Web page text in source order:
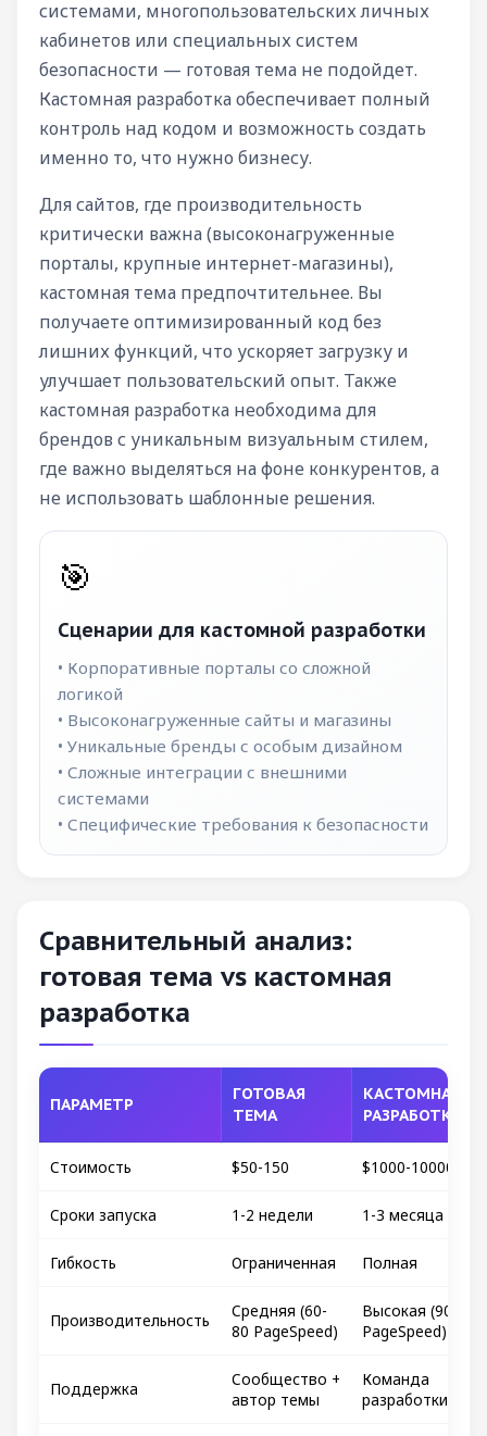
системами, многопользовательских личных
кабинетов или специальных систем
безопасности — готовая тема не подойдет.
Кастомная разработка обеспечивает полный
контроль над кодом и возможность создать
именно то, что нужно бизнесу.
Для сайтов, где производительность
критически важна (высоконагруженные
порталы, крупные интернет-магазины),
кастомная тема предпочтительнее. Вы
получаете оптимизированный код без
лишних функций, что ускоряет загрузку и
улучшает пользовательский опыт. Также
кастомная разработка необходима для
брендов с уникальным визуальным стилем,
где важно выделяться на фоне конкурентов, а
не использовать шаблонные решения.
🎯
Сценарии для кастомной разработки
• Корпоративные порталы со сложной
логикой
• Высоконагруженные сайты и магазины
• Уникальные бренды с особым дизайном
• Сложные интеграции с внешними
системами
• Специфические требования к безопасности
Сравнительный анализ:
готовая тема vs кастомная
разработка
ПАРАМЕТР
ГОТОВАЯ
ТЕМА
КАСТОМНАЯ
РАЗРАБОТКА
Стоимость $50-150 $1000-10000+
Сроки запуска 1-2 недели 1-3 месяца
Гибкость Ограниченная Полная
Производительность
Средняя (60-
80 PageSpeed)
Высокая (90+
PageSpeed)
Поддержка
Сообщество +
автор темы
Команда
разработки